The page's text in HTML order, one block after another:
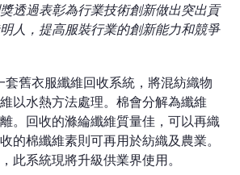
透過表彰為行業技術創新做出突出貢
人，提高服裝行業的創新能力和競爭
套舊衣服纖維回收系統，將混紡織物
以水熱方法處理。棉會分解為纖維
。回收的滌綸纖維質量佳，可以再織
的棉纖維素則可再用於紡織及農業。
，此系統現將升級供業界使用。